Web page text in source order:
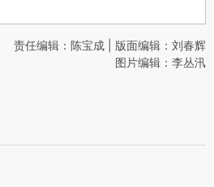
责任编辑：陈宝成 | 版面编辑：刘春辉
图片编辑：李丛汛